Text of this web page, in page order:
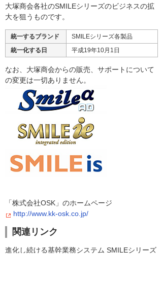
大塚商会各社のSMILEシリーズのビジネスの拡
大を狙うものです。
統一するブランド
SMILEシリーズ各製品
統一化する日
平成19年10月1日
なお、大塚商会からの販売、サポートについて
の変更は一切ありません。
「株式会社OSK」のホームページ
http://www.kk-osk.co.jp/
関連リンク
進化し続ける基幹業務システム SMILEシリーズ